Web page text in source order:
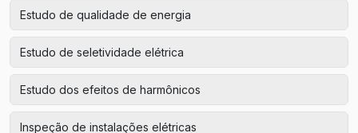
Estudo de qualidade de energia
Estudo de seletividade elétrica
Estudo dos efeitos de harmônicos
Inspeção de instalações elétricas